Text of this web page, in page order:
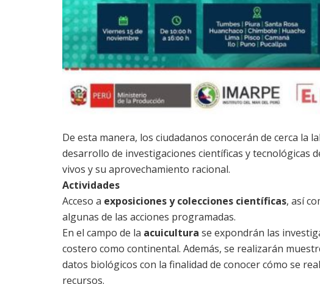
De esta manera, los ciudadanos conocerán de cerca la
desarrollo de investigaciones científicas y tecnológicas
vivos y su aprovechamiento racional.
Actividades
Acceso a exposiciones y colecciones científicas, así
algunas de las acciones programadas.
En el campo de la acuicultura se expondrán las
costero como continental. Además, se realizarán
datos biológicos con la finalidad de conocer cómo se
recursos.